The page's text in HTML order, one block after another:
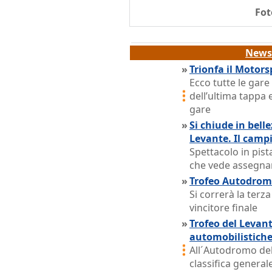
»Trionfa il
Ecco tutte le
dell’ultima tappa
gare
»Si chiude in
Levante. Il
Spettacolo in
che vede
»Trofeo
Si correrà la
vincitore finale
»Trofeo del
automobilistiche
All´Autodromo
classifica